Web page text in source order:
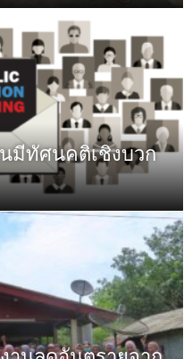
มีทัศนคติเชิงบวก